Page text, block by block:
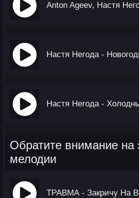
Настя Негода -
Настя Негода -
Обратите внимание на
мелодии
ТРАВМА - Закричу На